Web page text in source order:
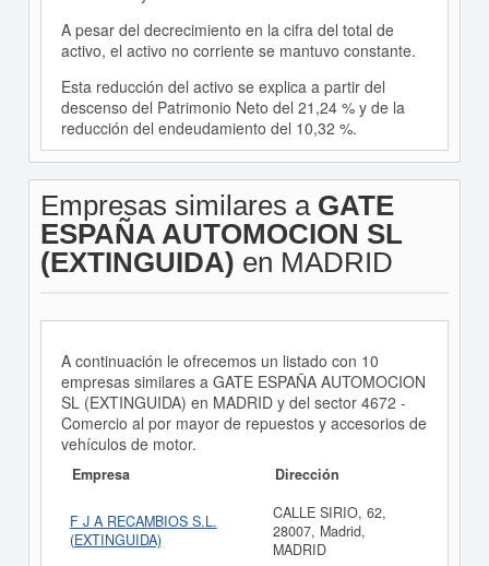
A pesar del decrecimiento en la cifra del total de
activo, el activo no corriente se mantuvo constante.
Esta reducción del activo se explica a partir del
descenso del Patrimonio Neto del 21,24 % y de la
reducción del endeudamiento del 10,32 %.
Empresas similares a GATE
ESPAÑA AUTOMOCION SL
(EXTINGUIDA) en MADRID
A continuación le ofrecemos un listado con 10
empresas similares a GATE ESPAÑA AUTOMOCION
SL (EXTINGUIDA) en MADRID y del sector 4672 -
Comercio al por mayor de repuestos y accesorios de
vehículos de motor.
Empresa Dirección
F J A RECAMBIOS S.L.
(EXTINGUIDA)
CALLE SIRIO, 62,
28007, Madrid,
MADRID